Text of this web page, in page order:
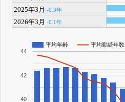
2025年3月-0.3年
2026年3月-0.1年
平均年齢 平均勤続年数
40
42
44